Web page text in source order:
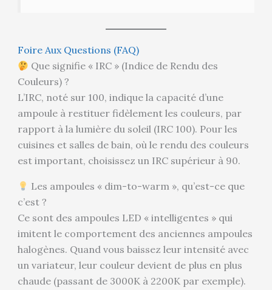
Foire Aux Questions (FAQ)
Que signifie « IRC » (Indice de Rendu des
Couleurs) ?
L’IRC, noté sur 100, indique la capacité d’une
ampoule à restituer fidèlement les couleurs, par
rapport à la lumière du soleil (IRC 100). Pour les
cuisines et salles de bain, où le rendu des couleurs
est important, choisissez un IRC supérieur à 90.
Les ampoules « dim-to-warm », qu’est-ce que
c’est ?
Ce sont des ampoules LED « intelligentes » qui
imitent le comportement des anciennes ampoules
halogènes. Quand vous baissez leur intensité avec
un variateur, leur couleur devient de plus en plus
chaude (passant de 3000K à 2200K par exemple).